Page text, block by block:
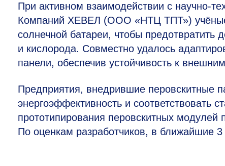
При активном взаимодействии с научно-
Компаний ХЕВЕЛ (ООО «НТЦ ТПТ»)
солнечной батареи, чтобы предотвратить
и кислорода. Совместно удалось
панели, обеспечив устойчивость к
Предприятия, внедрившие перовскитные
энергоэффективность и соответствовать
прототипирования перовскитных
По оценкам разработчиков, в ближайшие